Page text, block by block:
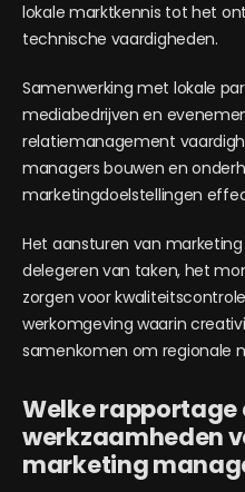
lokale marktkennis tot het
technische vaardigheden.
Samenwerking met lokale
mediabedrijven en
relatiemanagement
managers bouwen en
marketingdoelstellingen
Het aansturen van
delegeren van taken, het
zorgen voor
werkomgeving waarin
samenkomen om regionale
Welke rapportage
werkzaamheden
marketing